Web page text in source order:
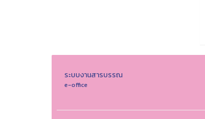
ระบบงานสารบรรณ
e-office